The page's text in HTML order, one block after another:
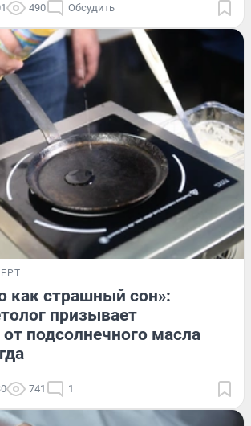
490 Обсудить
как страшный сон»:
призывает
от подсолнечного масла
741 1